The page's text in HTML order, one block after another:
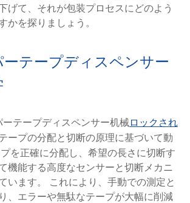
げて、それが包装プロセスにどのよう
かを探りましょう。
ーテープディスペンサー
ーテープディスペンサー机械ロックされ
ープの分配と切断の原理に基づいて動
を正確に分配し、希望の長さに切断す
機能する高度なセンサーと切断メカニ
います。 これにより、手動での測定と
、エラーや無駄なテープが大幅に削減